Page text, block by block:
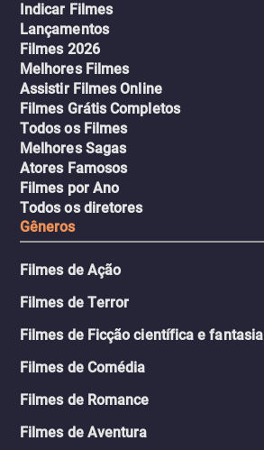
Indicar Filmes
Lançamentos
Filmes 2026
Melhores Filmes
Assistir Filmes Online
Filmes Grátis Completos
Todos os Filmes
Melhores Sagas
Atores Famosos
Filmes por Ano
Todos os diretores
Gêneros
Filmes de Ação
Filmes de Terror
Filmes de Ficção científica e fantasia
Filmes de Comédia
Filmes de Romance
Filmes de Aventura